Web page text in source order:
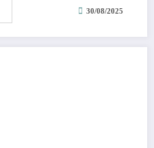
30/08/2025